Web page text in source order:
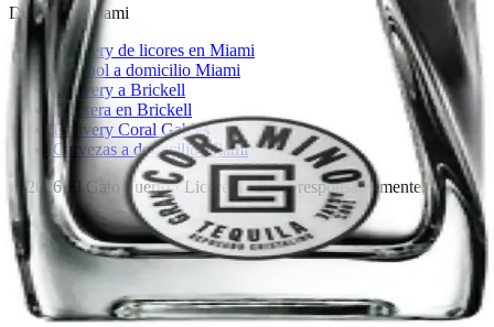
Delivery · Miami
Delivery de licores en Miami
Alcohol a domicilio Miami
Delivery a Brickell
Licorera en Brickell
Delivery Coral Gables
Cervezas a domicilio Miami
© 2026 El Gato Tuerto · Licorera ·Bebé responsablemente.